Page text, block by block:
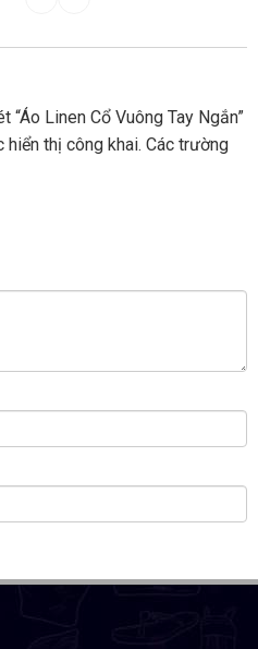
“Áo Linen Cổ Vuông Tay Ngắn”
hiển thị công khai. Các trường